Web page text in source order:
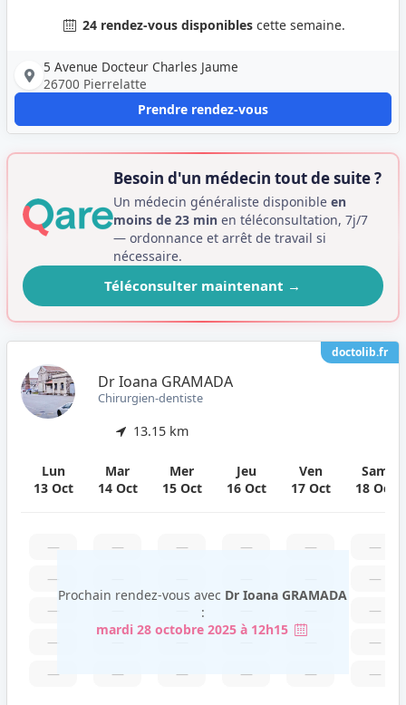
24 rendez-vous disponibles cette semaine.
5 Avenue Docteur Charles Jaume
26700 Pierrelatte
Prendre rendez-vous
Besoin d'un médecin tout de suite ?
Un médecin généraliste disponibleen
moins de 23 min en téléconsultation, 7j/7
— ordonnance et arrêt de travail si
nécessaire.
Téléconsulter maintenant →
doctolib.fr
Dr Ioana GRAMADA
Chirurgien-dentiste
13.15 km
Lun
13 Oct
Mar
14 Oct
Mer
15 Oct
Jeu
16 Oct
Ven
17 Oct
Sam
18 Oct
—
—
—
—
—
—
—
—
—
—
—
—
—
—
—
—
—
—
Prochain rendez-vous avec Dr Ioana GRAMADA
:
mardi 28 octobre 2025 à 12h15